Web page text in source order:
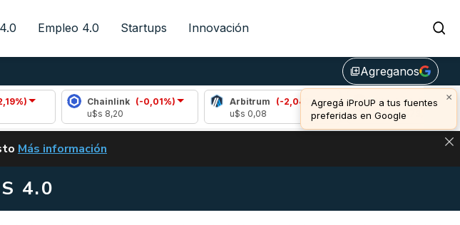
Empleo 4.0 Startups Innovación
library_addAgreganos
×
Agregá iProUP a tus fuentes
preferidas en Google
Chainlink (-0,01%)
Arbitrum
(-2,04%)
Bitcoin (-0,63%)
u$s 64.373,00
VUELVE EL CARRY TRADE DE BITCOIN Y ESTA SEÑAL DEFINE LOS PRECIOS DE
Más información
4.0